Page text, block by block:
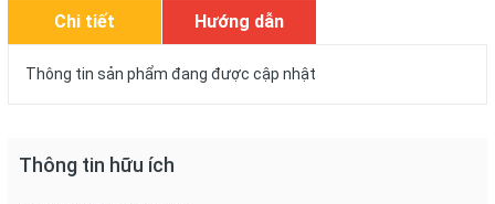
Chi tiết Hướng dẫn
mua hàng
Thông tin sản phẩm đang được cập nhật
Thông tin hữu ích